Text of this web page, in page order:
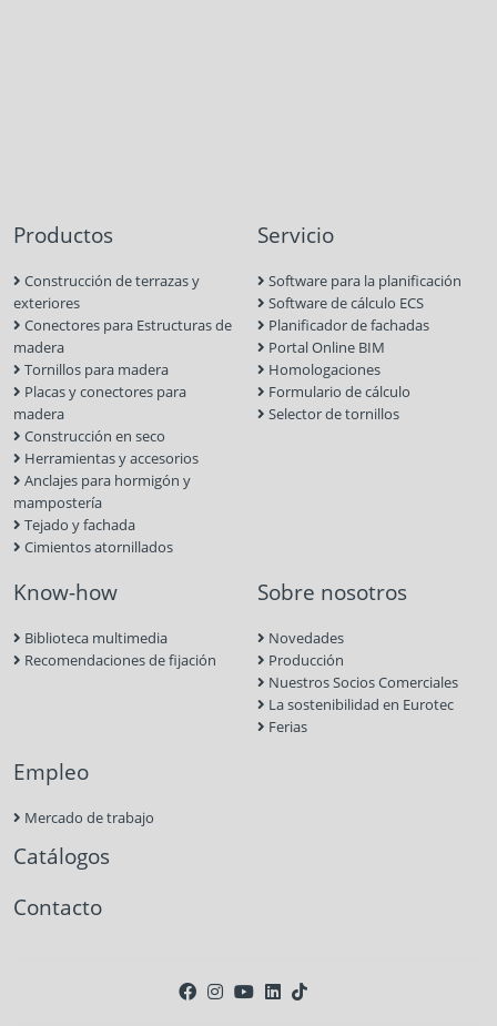
Productos
Construcción de terrazas y
exteriores
Conectores para Estructuras de
madera
Tornillos para madera
Placas y conectores para
madera
Construcción en seco
Herramientas y accesorios
Anclajes para hormigón y
mampostería
Tejado y fachada
Cimientos atornillados
Servicio
Software para la planificación
Software de cálculo ECS
Planificador de fachadas
Portal Online BIM
Homologaciones
Formulario de cálculo
Selector de tornillos
Know-how
Biblioteca multimedia
Recomendaciones de fijación
Sobre nosotros
Novedades
Producción
Nuestros Socios Comerciales
La sostenibilidad en Eurotec
Ferias
Empleo
Mercado de trabajo
Catálogos
Contacto